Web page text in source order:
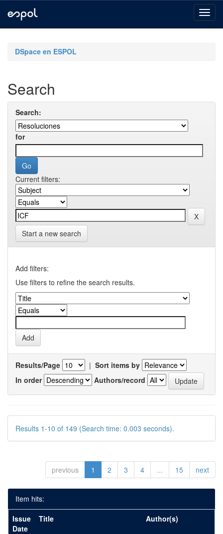
navigationDSpace en ESPOL
Search
Search:
for
Current filters:
Start a new search
Add filters:
Use filters to refine the search results.
Results/Page | Sort items by
In order
Authors/record
Results 1-10 of 149 (Search time: 0.003 seconds).
previous 1 2 3 4 ... 15 next
Item hits:
Issue
Date
Title Author(s)